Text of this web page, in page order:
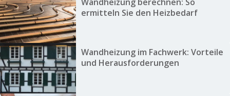
ermitteln Sie den Heizbedarf
Wandheizung im Fachwerk: Vorteile
und Herausforderungen